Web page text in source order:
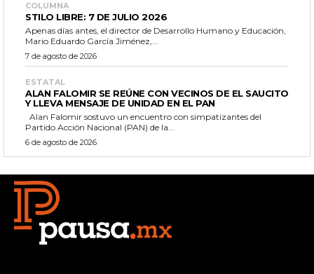
COLUMNA
STILO LIBRE: 7 DE JULIO 2026
Apenas días antes, el director de Desarrollo Humano y Educación,
Mario Eduardo García Jiménez,...
7 de agosto de 2026
ESTATAL
ALAN FALOMIR SE REÚNE CON VECINOS DE EL SAUCITO
Y LLEVA MENSAJE DE UNIDAD EN EL PAN
Partido Acción Nacional (PAN) de la...
6 de agosto de 2026